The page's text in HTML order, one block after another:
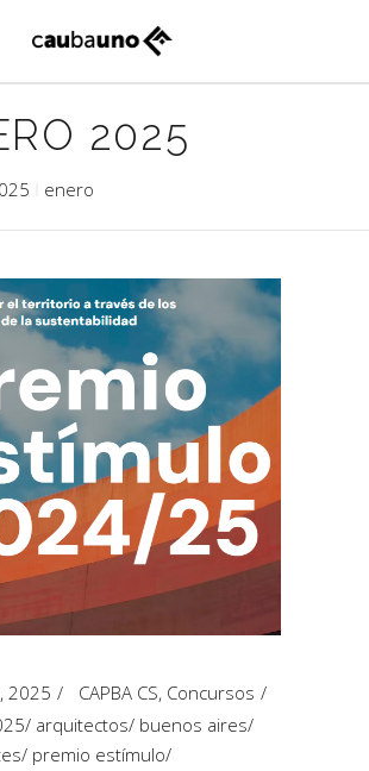
2025
enero
2025 CAPBA CS, Concursos
/ arquitectos/ buenos aires/
/ premio estímulo/